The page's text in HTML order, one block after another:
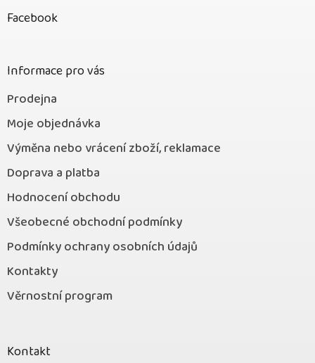
Facebook
Informace pro vás
Prodejna
Moje objednávka
Výměna nebo vrácení zboží, reklamace
Doprava a platba
Hodnocení obchodu
Všeobecné obchodní podmínky
Podmínky ochrany osobních údajů
Kontakty
Věrnostní program
Kontakt